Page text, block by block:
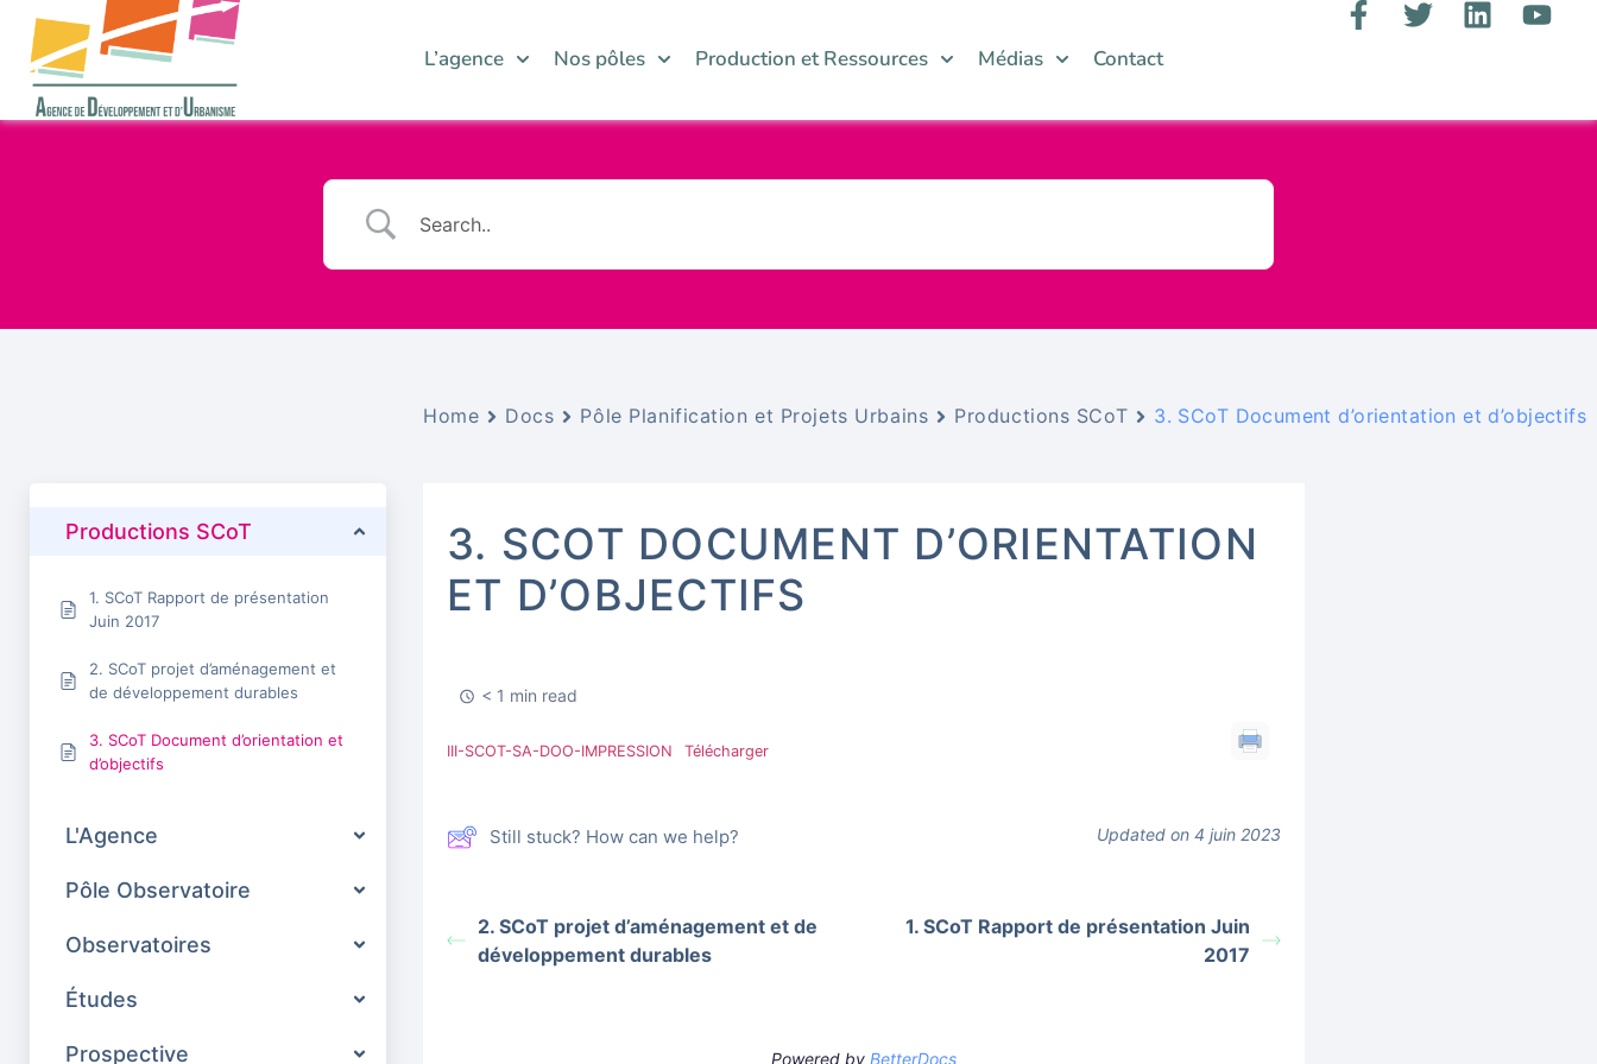
L’agence Nos pôles Production et Ressources Médias Contact
Productions SCoT
1. SCoT Rapport de présentation
Juin 2017
2. SCoT projet d’aménagement et
de développement durables
3. SCoT Document d’orientation et
d’objectifs
L'Agence
Pôle Observatoire
Observatoires
Études
Prospective
Home Docs Pôle Planification et Projets Urbains Productions SCoT 3. SCoT Document d’orientation et d’objectifs
3. SCOT DOCUMENT D’ORIENTATION
ET D’OBJECTIFS
< 1 min read
III-SCOT-SA-DOO-IMPRESSION Télécharger
Still stuck? How can we help? Updated on 4 juin 2023
2. SCoT projet d’aménagement et de
développement durables
1. SCoT Rapport de présentation Juin
2017
Powered byBetterDocs